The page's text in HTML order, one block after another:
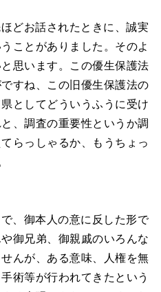
どお話されたときに、誠実
ことがありました。そのよ
思います。この優生保護法
すね、この旧優生保護法の
としてどういうふうに受け
、調査の重要性というか調
らっしゃるか、もうちょっ
、御本人の意に反した形で
御兄弟、御親戚のいろんな
んが、ある意味、人権を無
術等が行われてきたという